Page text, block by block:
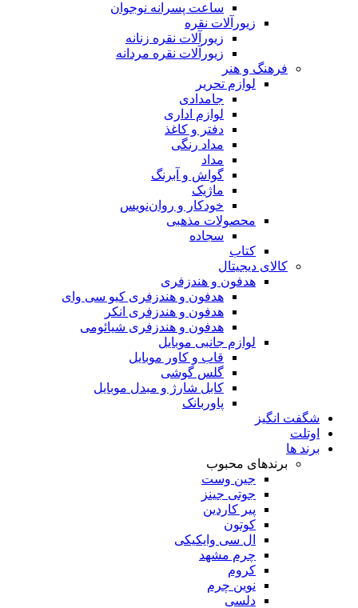
ساعت پسرانه نوجوان
زیورآلات نقره
زیورآلات نقره زنانه
زیورآلات نقره مردانه
فرهنگ و هنر
لوازم تحریر
جامدادی
لوازم اداری
دفتر و کاغذ
مداد رنگی
مداد
گواش و آبرنگ
ماژیک
خودکار و روان‌نویس
محصولات مذهبی
سجاده
کتاب
کالای دیجیتال
هدفون و هندزفری
هدفون و هندزفری کیو سی وای
هدفون و هندزفری انکر
هدفون و هندزفری شیائومی
لوازم جانبی موبایل
قاب و کاور موبایل
گلس گوشی
کابل شارژ و مبدل موبایل
پاوربانک
شگفت انگیز
اوتلت
برند ها
برندهای محبوب
جین وست
جوتی جینز
پیر کاردین
کوتون
ال سی وایکیکی
چرم مشهد
کروم
نوین چرم
دلسی